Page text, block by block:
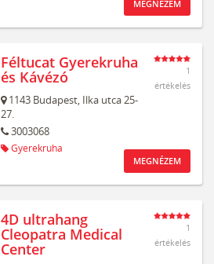
MEGNÉZEM
Féltucat Gyerekruha
és Kávézó
1143 Budapest, Ilka utca 25-
27.
3003068
Gyerekruha
1
értékelés
MEGNÉZEM
4D ultrahang
Cleopatra Medical
Center
1
értékelés